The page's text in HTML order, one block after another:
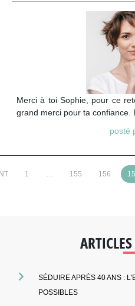
Merci à toi Sophie, pour ce
grand merci pour ta confiance.
posté
1 155 156
SÉDUIRE APRÈS 40 ANS :
POSSIBLES